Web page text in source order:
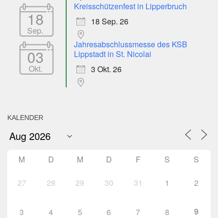
18
Sep.
Kreisschützenfest in Lipperbruch
18 Sep. 26
03
Okt.
Jahresabschlussmesse des KSB
Lippstadt in St. Nicolai
3 Okt. 26
KALENDER
M D M D F S S
27 28 29 30 31 1 2
3 4 5 6 7 8 9